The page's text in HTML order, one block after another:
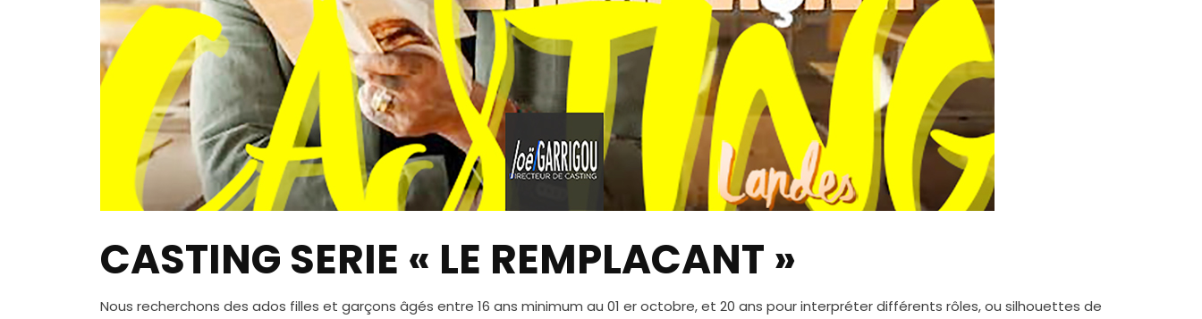
CASTING SERIE « LE REMPLACANT »
Nous recherchons des ados filles et garçons âgés entre 16 ans minimum au 01 er octobre, et 20 ans pour interpréter différents rôles, ou silhouettes de